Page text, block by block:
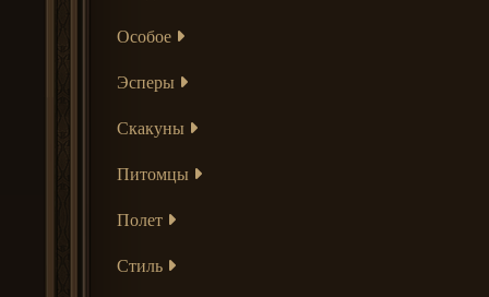
Особое
Эсперы
Скакуны
Питомцы
Полет
Стиль